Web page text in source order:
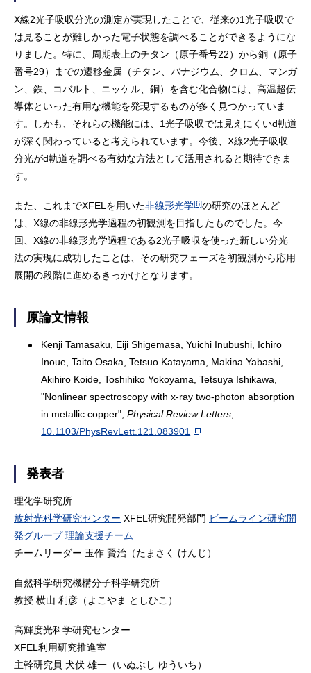
X線2光子吸収分光の測定が実現したことで、従来の1光子吸収で
は見ることが難しかった電子状態を調べることができるようにな
りました。特に、周期表上のチタン（原子番号22）から銅（原子
番号29）までの遷移金属（チタン、バナジウム、クロム、マンガ
ン、鉄、コバルト、ニッケル、銅）を含む化合物には、高温超伝
導体といった有用な機能を発現するものが多く見つかっていま
す。しかも、それらの機能には、1光子吸収では見えにくいd軌道
が深く関わっていると考えられています。今後、X線2光子吸収
分光がd軌道を調べる有効な方法として活用されると期待できま
す。
また、これまでXFELを用いた非線形光学[6]の研究のほとんど
は、X線の非線形光学過程の初観測を目指したものでした。今
回、X線の非線形光学過程である2光子吸収を使った新しい分光
法の実現に成功したことは、その研究フェーズを初観測から応用
展開の段階に進めるきっかけとなります。
原論文情報
Kenji Tamasaku, Eiji Shigemasa, Yuichi Inubushi, Ichiro
Inoue, Taito Osaka, Tetsuo Katayama, Makina Yabashi,
Akihiro Koide, Toshihiko Yokoyama, Tetsuya Ishikawa,
"Nonlinear spectroscopy with x-ray two-photon absorption
in metallic copper",Physical Review Letters
10.1103/PhysRevLett.121.083901
発表者
理化学研究所
放射光科学研究センター XFEL研究開発部門 ビームライン研究開
発グループ 理論支援チーム
チームリーダー 玉作 賢治（たまさく けんじ）
自然科学研究機構分子科学研究所
教授 横山 利彦（よこやま としひこ）
高輝度光科学研究センター
XFEL利用研究推進室
主幹研究員 犬伏 雄一（いぬぶし ゆういち）